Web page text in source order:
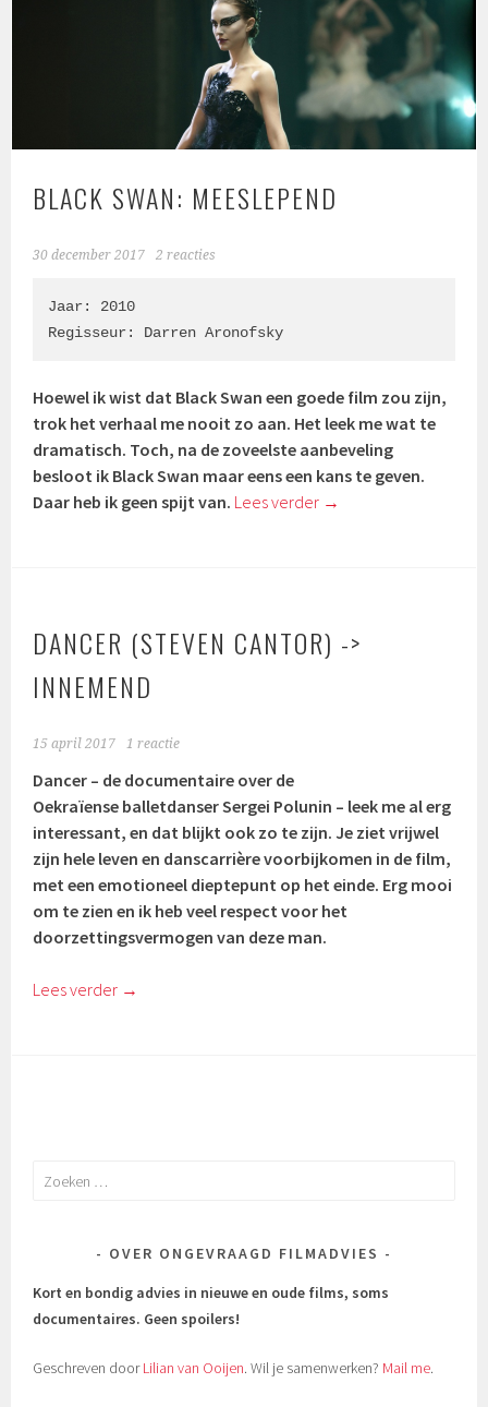
BLACK SWAN: MEESLEPEND
30 december 2017 2 reacties
Jaar: 2010
Regisseur: Darren Aronofsky
Hoewel ik wist dat Black Swan een goede film zou zijn,
trok het verhaal me nooit zo aan. Het leek me wat te
dramatisch. Toch, na de zoveelste aanbeveling
besloot ik Black Swan maar eens een kans te geven.
Daar heb ik geen spijt van. Lees verder →
DANCER (STEVEN CANTOR) ->
INNEMEND
15 april 2017 1 reactie
Dancer – de documentaire over de
Oekraïense balletdanser Sergei Polunin – leek me al erg
interessant, en dat blijkt ook zo te zijn. Je ziet vrijwel
zijn hele leven en danscarrière voorbijkomen in de film,
met een emotioneel dieptepunt op het einde. Erg mooi
om te zien en ik heb veel respect voor het
doorzettingsvermogen van deze man.
Lees verder →
Zoeken
OVER ONGEVRAAGD FILMADVIES
Kort en bondig advies in nieuwe en oude films, soms
documentaires. Geen spoilers!
Geschreven doorLilian van Ooijen. Wil je samenwerken? Mail me.